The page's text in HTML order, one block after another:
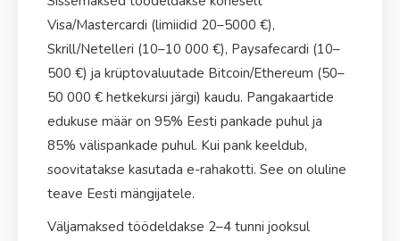
Visa/Mastercardi (limiidid 20–5000 €),
Skrill/Netelleri (10–10 000 €), Paysafecardi (10–
500 €) ja krüptovaluutade Bitcoin/Ethereum (50–
50 000 € hetkekursi järgi) kaudu. Pangakaartide
edukuse määr on 95% Eesti pankade puhul ja
85% välispankade puhul. Kui pank keeldub,
soovitatakse kasutada e-rahakotti. See on oluline
teave Eesti mängijatele.
Väljamaksed töödeldakse 2–4 tunni jooksul